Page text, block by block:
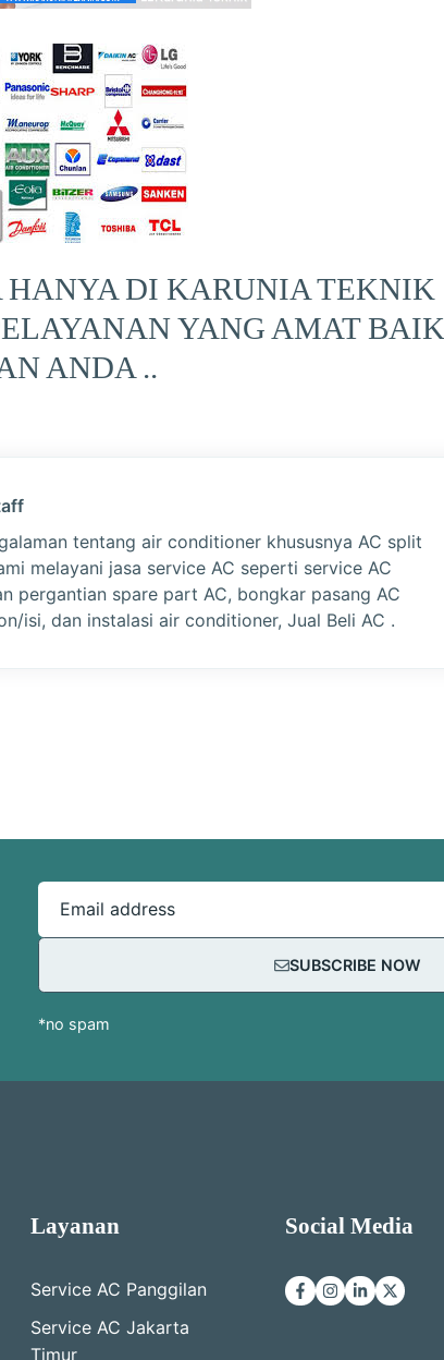
HANYA DI KARUNIA TEKNIK
YANG AMAT BAIK
ANDA ..
tentang air conditioner khususnya AC split
melayani jasa service AC seperti service AC
pergantian spare part AC, bongkar pasang AC
isi, dan instalasi air conditioner, Jual Beli AC .
Email address
SUBSCRIBE NOW
*no spam
Layanan
Service AC Panggilan
Service AC Jakarta
Timur
Social Media